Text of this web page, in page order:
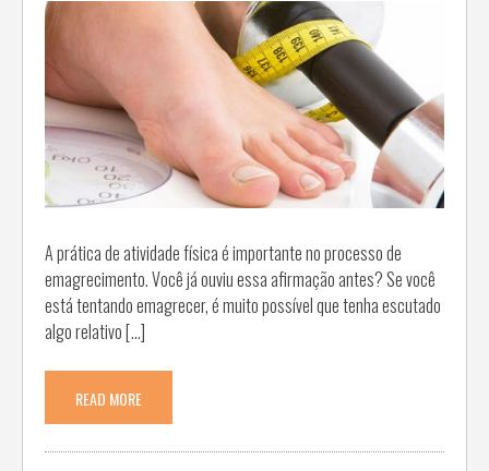
A prática de atividade física é importante no processo de
emagrecimento. Você já ouviu essa afirmação antes? Se você
está tentando emagrecer, é muito possível que tenha escutado
algo relativo […]
READ MORE